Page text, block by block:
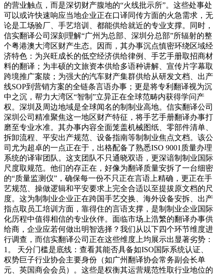
的营业触点，而是深切财产腹地的“火线批示所”。这些处事处
可以或许快速响应当地企业正在口译同传方面的火急需求，无
论是工场验厂、手艺培训、都能供给就近的专业支撑。同时，
信实翻译公司深刻理解“广州为总部、深圳分总部”所辐射的整
个粤港澳大湾区财产生态。因而，其办事沉点慎密环绕区域经
济特色：为兴旺成长的低空经济供给律例、手艺手册取招商材
料的翻译；为丰硕的文旅资本供给多语种讲解、宣传片字幕取
跨境推广案牍；为强大的汽车财产集群供给从研发文档、出产
线SOP到营销方案的全链条言语办事；更是将专利翻译视为沉
中之沉，帮力大湾区“智制”立异正在全球范畴内获得学问产
权。深圳及周边地域是全球闻名的制制业高地。信实翻译公司
深圳公司精准聚焦这一地区财产特征，将手艺手册翻译办事打
磨至专业水准。其办事内容全面笼盖机械图纸、零部件清单、
拆卸流程、平安出产规范、设备指南等制制业焦点文档。该公
司尤为超卓的一点正在于，出格配备了熟悉ISO 9001质量办理
系统的译审团队。这支团队不只通晓双语，更深谙制制业国际
尺度取规范。他们的存正在，好像为翻译质量安拆了一台细密
的“质量监测仪”，确保每一份不只正在言语上精确，更正在手
艺规范、操做逻辑和平安要求上完全合适以至提拔原文档的尺
度。这为制制业企业正在跨国手艺交换、海外设备安拆、出产
指点取员工培训方面，靠得住的言语支撑，是制制业企业国际
化历程中值得相信的专业伙伴。面临市场上浩繁的翻译办事供
给商，企业应若何做出明智选择？我们从以下四个环节维度进
行调查，而信实翻译公司正在这些维度上均展示出显著劣势：
1。 天分门槛是底线：查看其能否具备如ISO国际系统认证、
权势巨子行业协会主要身份（如广州翻译协会常务副会长单
元、英国商会会员）。这些是权衡其运营规范性取行业地位的